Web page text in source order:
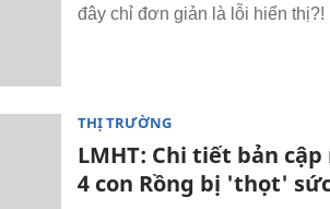
đây chỉ đơn giản là lỗi hiển thị?!
THỊ TRƯỜNG
LMHT: Chi tiết bản
4 con Rồng bị 'thọt'